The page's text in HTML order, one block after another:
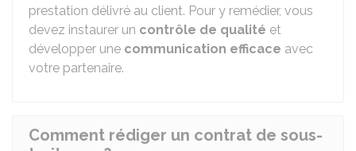
prestation délivré au client. Pour y remédier, vous
devez instaurer un contrôle de qualité et
développer une communication efficace avec
votre partenaire.
Comment rédiger un contrat de sous-